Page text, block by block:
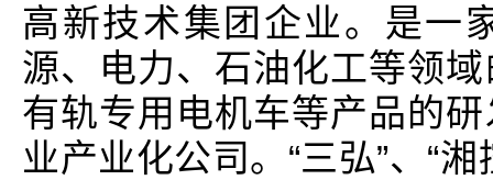
高新技术集团企业。是一
源、电力、石油化工等领
有轨专用电机车等产品的
业产业化公司。“三弘”、“